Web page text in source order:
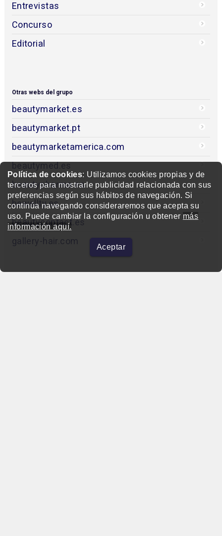
Política de cookies: Utilizamos cookies propias y de
terceros para mostrarle publicidad relacionada con sus
preferencias según sus hábitos de navegación. Si
continúa navegando consideraremos que acepta su
uso. Puede cambiar la configuración u obtener más
información aquí.
Aceptar
Entrevistas
Concurso
Editorial
Otras webs del grupo
beautymarket.es
beautymarket.pt
beautymarketamerica.com
beautymed.es
beautypharma.es
bewellty.es
beautycontact.es
gallery-hair.com